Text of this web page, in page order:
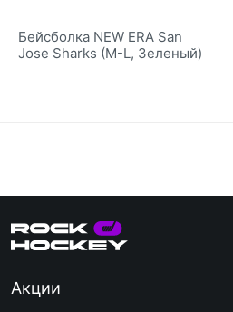
Бейсболка NEW ERA San
Jose Sharks (M-L, Зеленый)
Акции